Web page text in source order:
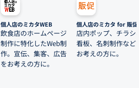
個人店のミカタWEB
飲食店のホームページ
制作に特化したWeb制
作。宣伝、集客、広告
をお考えの方に。
個人店のミカタ for 販促
店内ポップ、チラシ
看板、名刺制作など
お考えの方に。